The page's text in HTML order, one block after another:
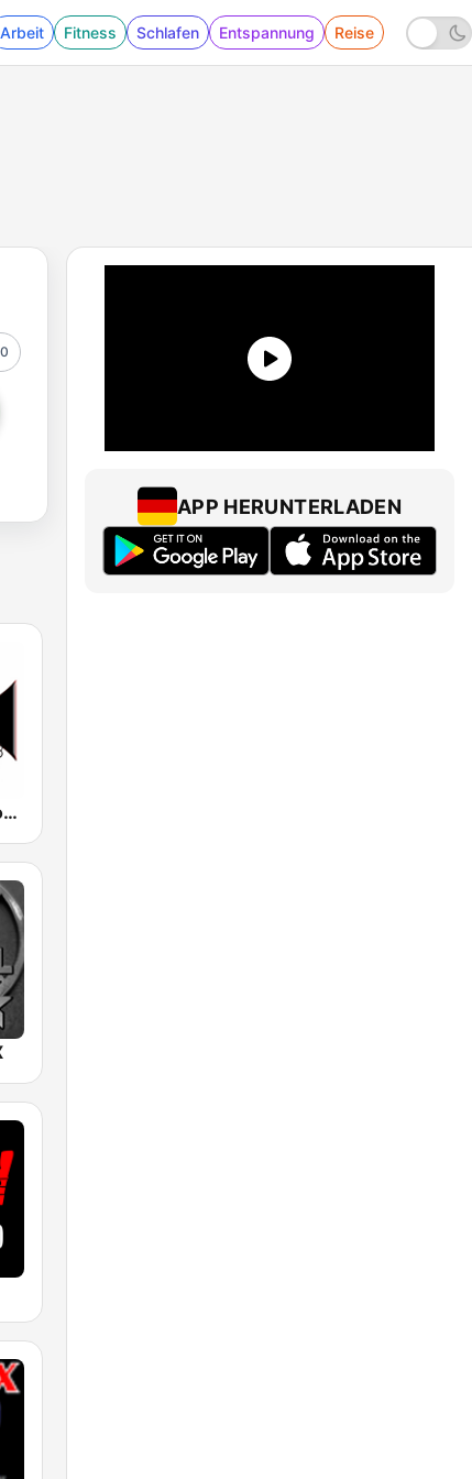
Arbeit Fitness Schlafen Entspannung Reise
0
Metal Underground
APP HERUNTERLADEN